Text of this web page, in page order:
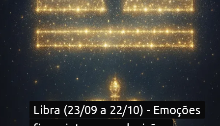
Libra (23/09 a 22/10) - Emoções
Libra (23/09 a 22/10) - Emoções